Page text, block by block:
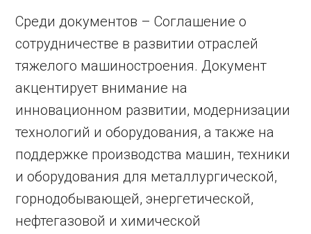
Среди документов – Соглашение о
сотрудничестве в развитии отраслей
тяжелого машиностроения. Документ
акцентирует внимание на
инновационном развитии, модернизации
технологий и оборудования, а также на
поддержке производства машин, техники
и оборудования для металлургической,
горнодобывающей, энергетической,
нефтегазовой и химической